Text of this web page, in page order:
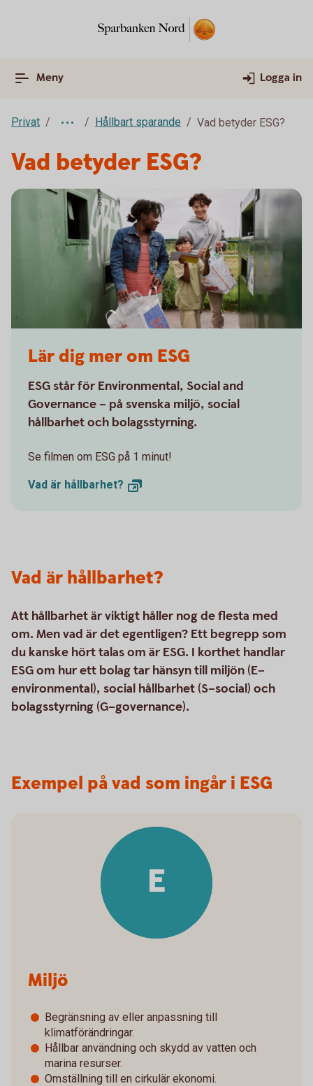
Meny Logga in
Privat Hållbart sparande Vad betyder ESG?
Vad betyder ESG?
Lär dig mer om ESG
ESG står för Environmental, Social and
Governance – på svenska miljö, social
hållbarhet och bolagsstyrning.
Se filmen om ESG på 1 minut!
Vad är hållbarhet?
Vad är hållbarhet?
Att hållbarhet är viktigt håller nog de flesta med
om. Men vad är det egentligen? Ett begrepp som
du kanske hört talas om är ESG. I korthet handlar
ESG om hur ett bolag tar hänsyn till miljön (E–
environmental), social hållbarhet (S–social) och
bolagsstyrning (G–governance).
Exempel på vad som ingår i ESG
E
Miljö
Begränsning av eller anpassning till
klimatförändringar.
Hållbar användning och skydd av vatten och
marina resurser.
Omställning till en cirkulär ekonomi.